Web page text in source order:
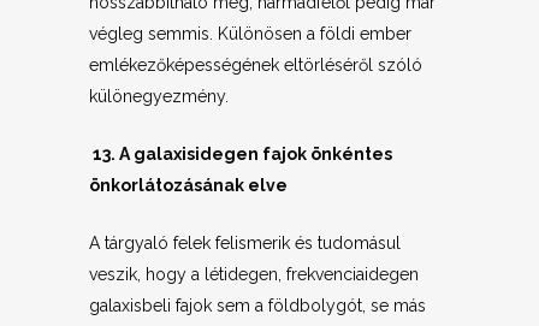
végleg semmis. Különösen a földi ember
emlékezőképességének eltörléséről szóló
különegyezmény.
13. A galaxisidegen fajok önkéntes
önkorlátozásának elve
A tárgyaló felek felismerik és tudomásul
veszik, hogy a létidegen, frekvenciaidegen
galaxisbeli fajok sem a földbolygót, se más